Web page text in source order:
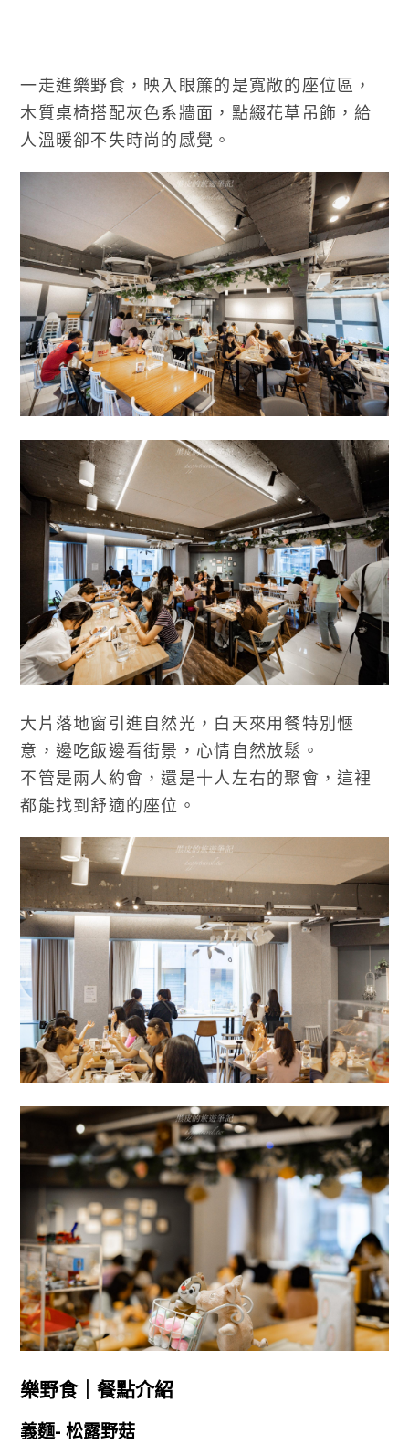
一走進樂野食，映入眼簾的是寬敞的座位區，
木質桌椅搭配灰色系牆面，點綴花草吊飾，給
人溫暖卻不失時尚的感覺。
大片落地窗引進自然光，白天來用餐特別愜
意，邊吃飯邊看街景，心情自然放鬆。
不管是兩人約會，還是十人左右的聚會，這裡
都能找到舒適的座位。
樂野食｜餐點介紹
義麵- 松露野菇